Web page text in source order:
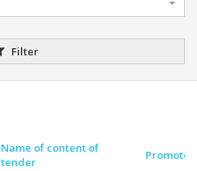
Filter
Name of content of
tender
Promoter